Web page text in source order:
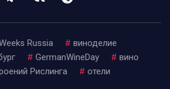
Russia # виноделие
# GermanWineDay # вино
Рислинга # отели